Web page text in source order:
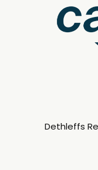
Dethleffs